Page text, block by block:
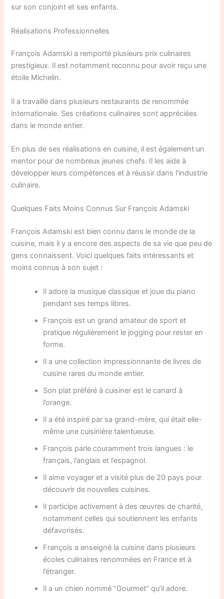
sur son conjoint et ses enfants.
Réalisations Professionnelles
François Adamski a remporté plusieurs prix culinaires
prestigieux. Il est notamment reconnu pour avoir reçu une
étoile Michelin.
Il a travaillé dans plusieurs restaurants de renommée
internationale. Ses créations culinaires sont appréciées
dans le monde entier.
En plus de ses réalisations en cuisine, il est également un
mentor pour de nombreux jeunes chefs. Il les aide à
développer leurs compétences et à réussir dans l’industrie
culinaire.
Quelques Faits Moins Connus Sur François Adamski
François Adamski est bien connu dans le monde de la
cuisine, mais il y a encore des aspects de sa vie que peu de
gens connaissent. Voici quelques faits intéressants et
moins connus à son sujet :
Il adore la musique classique et joue du piano
pendant ses temps libres.
François est un grand amateur de sport et
pratique régulièrement le jogging pour rester en
forme.
Il a une collection impressionnante de livres de
cuisine rares du monde entier.
Son plat préféré à cuisiner est le canard à
l’orange.
Il a été inspiré par sa grand-mère, qui était elle-
même une cuisinière talentueuse.
François parle couramment trois langues : le
français, l’anglais et l’espagnol.
Il aime voyager et a visité plus de 20 pays pour
découvrir de nouvelles cuisines.
Il participe activement à des œuvres de charité,
notamment celles qui soutiennent les enfants
défavorisés.
François a enseigné la cuisine dans plusieurs
écoles culinaires renommées en France et à
l’étranger.
Il a un chien nommé “Gourmet” qu’il adore.